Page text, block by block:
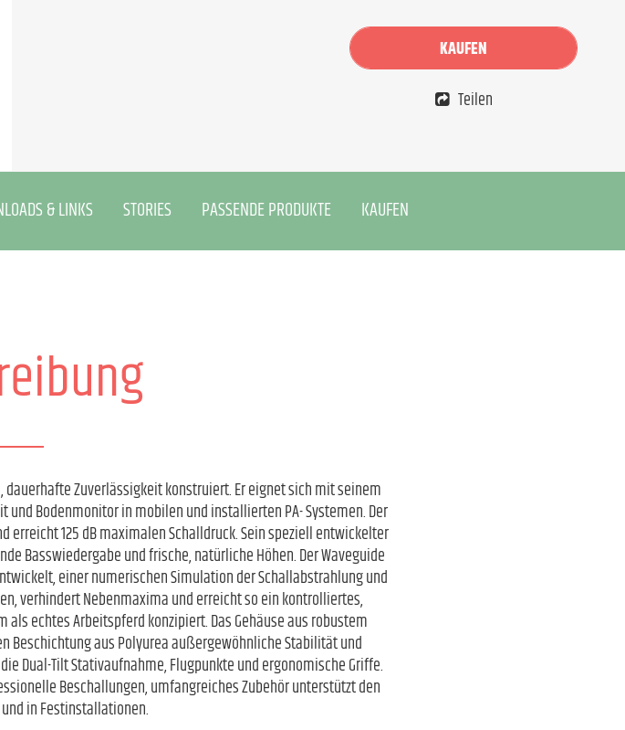
KAUFEN
Teilen
& LINKS STORIES PASSENDE PRODUKTE KAUFEN
Zuverlässigkeit konstruiert. Er eignet sich mit seinem
Bodenmonitor in mobilen und installierten PA- Systemen. Der
erreicht 125 dB maximalen Schalldruck. Sein speziell entwickelter
Basswiedergabe und frische, natürliche Höhen. Der Waveguide
einer numerischen Simulation der Schallabstrahlung und
verhindert Nebenmaxima und erreicht so ein kontrolliertes,
als echtes Arbeitspferd konzipiert. Das Gehäuse aus robustem
aus Polyurea außergewöhnliche Stabilität und
Dual-Tilt Stativaufnahme, Flugpunkte und ergonomische Griffe.
Beschallungen, umfangreiches Zubehör unterstützt den
in Festinstallationen.